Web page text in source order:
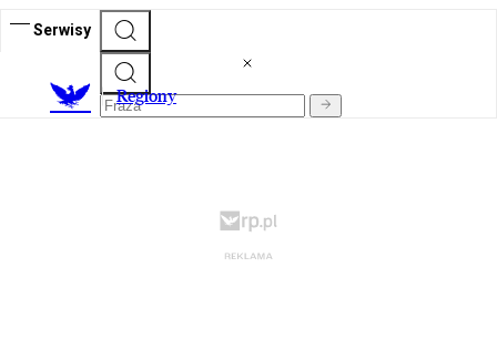
Serwisy
Regiony